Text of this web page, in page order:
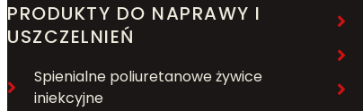
PRODUKTY DO NAPRAWY I
USZCZELNIEŃ
Spienialne poliuretanowe żywice
iniekcyjne